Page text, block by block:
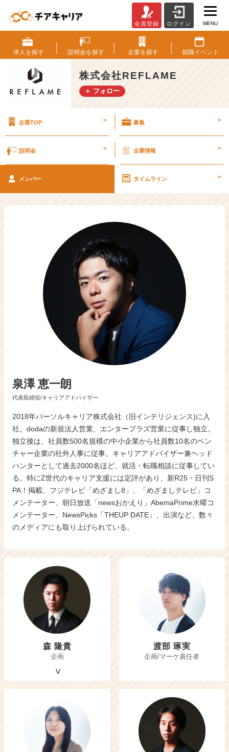
ン
チ
ャ
ー・
成
長
ら
ウ
サ
イ
ト
チ
ア
キ
ャ
リ
（C
h
e
r
e
e
r）
会員登録 ログイン MENU
求人を探す 説明会を探す 企業を探す 就職イベント
株式会社REFLAME
＋ フォロー
企業TOP > 募集 >
説明会 > 企業情報 >
メンバー タイムライン >
泉澤 恵一朗
代表取締役/キャリアアドバイザー
2018年パーソルキャリア株式会社（旧インテリジェンス)に入
社。dodaの新規法人営業、エンタープラズ営業に従事し独立。
独立後は、社員数500名規模の中小企業から社員数10名のベン
チャー企業の社外人事に従事。キャリアアドバイザー兼ヘッド
ハンターとして過去2000名ほど、就活・転職相談に従事してい
る。特にZ世代のキャリア支援には定評があり、新R25・日刊S
PA！掲載、フジテレビ「めざまし8」、「めざましテレビ」コ
メンテーター、朝日放送「newsおかえり」AbemaPrime水曜コ
メンテーター、NewsPicks「THEUP DATE」、出演など、数々
のメディアにも取り上げられている。
森 隆貴
企画
渡部 琢実
企画/マーケ責任者